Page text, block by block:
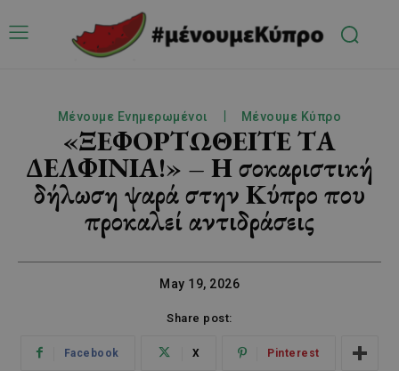
Μένουμε Ενημερωμένοι Μένουμε Κύπρο
«ΞΕΦΟΡΤΩΘΕΙΤΕ ΤΑ
ΔΕΛΦΙΝΙΑ!» – Η σοκαριστική
δήλωση ψαρά στην Κύπρο που
προκαλεί αντιδράσεις
May 19, 2026
Share post:
Facebook X Pinterest